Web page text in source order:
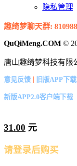
隐私管理
趣绮梦聊天群:
QuQiMeng.COM ©
唐山趣绮梦科技有限
意见反馈 | 旧版APP下载
新版APP2.0客户端下载
31.00 元
请登录后购买